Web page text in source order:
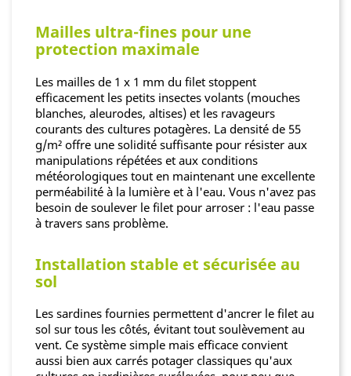
Mailles ultra-fines pour une
protection maximale
Les mailles de 1 x 1 mm du filet stoppent
efficacement les petits insectes volants (mouches
blanches, aleurodes, altises) et les ravageurs
courants des cultures potagères. La densité de 55
g/m² offre une solidité suffisante pour résister aux
manipulations répétées et aux conditions
météorologiques tout en maintenant une excellente
perméabilité à la lumière et à l'eau. Vous n'avez pas
besoin de soulever le filet pour arroser : l'eau passe
à travers sans problème.
Installation stable et sécurisée au
sol
Les sardines fournies permettent d'ancrer le filet au
sol sur tous les côtés, évitant tout soulèvement au
vent. Ce système simple mais efficace convient
aussi bien aux carrés potager classiques qu'aux